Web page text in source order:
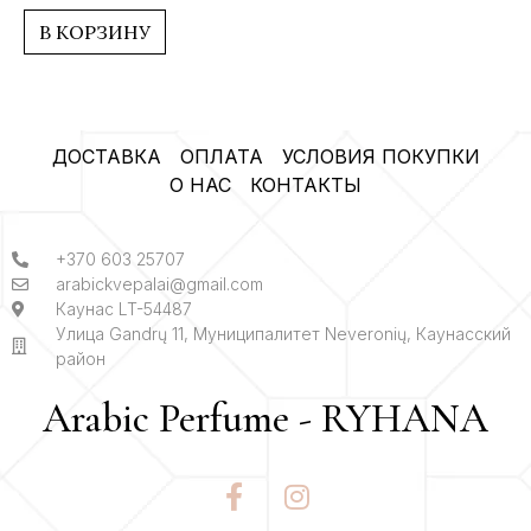
из
В КОРЗИНУ
ДОСТАВКА ОПЛАТА
УСЛОВИЯ ПОКУПКИ
О НАС
КОНТАКТЫ
+370 603 25707
arabickvepalai@gmail.com
Каунас LT-54487
Улица Gandrų 11, Муниципалитет Neveronių, Каунасский
район
Arabic Perfume - RYHANA
F
a
I
n